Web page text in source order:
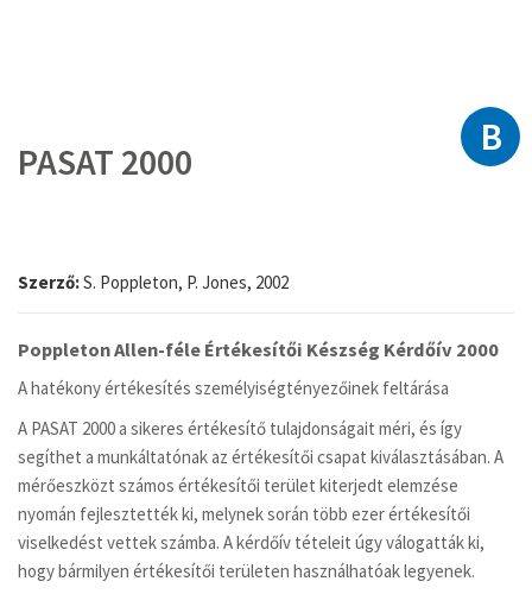
a
képgaléria
PASAT 2000
B
Szerző:S. Poppleton, P. Jones, 2002
Poppleton Allen-féle Értékesítői Készség Kérdőív 2000
A hatékony értékesítés személyiségtényezőinek feltárása
A PASAT 2000 a sikeres értékesítő tulajdonságait méri, és így
segíthet a munkáltatónak az értékesítői csapat kiválasztásában. A
mérőeszközt számos értékesítői terület kiterjedt elemzése
nyomán fejlesztették ki, melynek során több ezer értékesítői
viselkedést vettek számba. A kérdőív tételeit úgy válogatták ki,
hogy bármilyen értékesítői területen használhatóak legyenek.